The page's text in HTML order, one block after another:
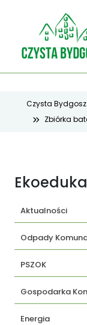
Czysta
Zbiórka
Aktualności
Odpady
PSZOK
Gospodarka
Energia